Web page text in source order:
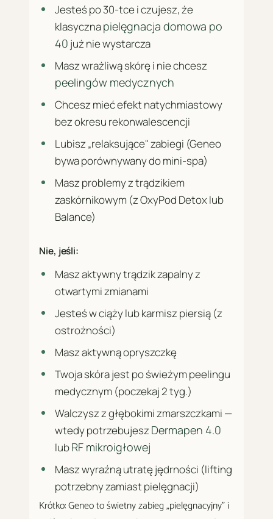
Jesteś po 30-tce i czujesz, że
klasycznapielęgnacja domowa po
40 już nie wystarcza
Masz wrażliwą skórę i nie chcesz
peelingów medycznych
Chcesz mieć efekt natychmiastowy
bez okresu rekonwalescencji
Lubisz „relaksujące" zabiegi (Geneo
bywa porównywany do mini-spa)
Masz problemy z trądzikiem
zaskórnikowym (z OxyPod Detox lub
Balance)
Nie, jeśli:
Masz aktywny trądzik zapalny z
otwartymi zmianami
Jesteś w ciąży lub karmisz piersią (z
ostrożności)
Masz aktywną opryszczkę
Twoja skóra jest po świeżym peelingu
medycznym (poczekaj 2 tyg.)
Walczysz z głębokimi zmarszczkami —
wtedy potrzebujesz Dermapen 4.0
lubRF mikroigłowej
Masz wyraźną utratę jędrności (lifting
potrzebny zamiast pielęgnacji)
Krótko: Geneo to świetny zabieg „pielęgnacyjny" i